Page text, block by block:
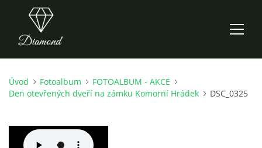
ÚVOD
Úvod Fotoalbum
FOTOALBUM - AKCE
Den otevřených dveří na zámku Komorní Hrádek
DSC_0325